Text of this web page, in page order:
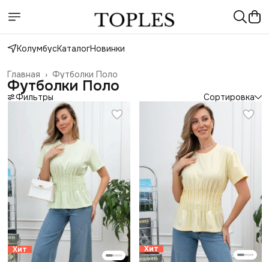
КолумбусКаталогНовинки
Футболки Поло
Главная ›
Футболки Поло
Фильтры Сортировка
Хит Хит